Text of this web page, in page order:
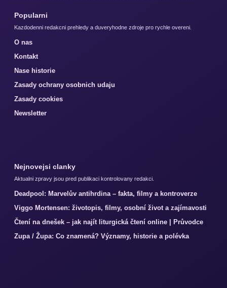
Popularni
Kazdodenni redakcni prehledy a duveryhodne zdroje pro rychle overeni.
O nas
Kontakt
Nase historie
Zasady ochrany osobnich udaju
Zasady cookies
Newsletter
Nejnovejsi clanky
Aktualni zpravy jsou pred publikaci kontrolovany redakci.
Deadpool: Marvelův antihrdina – fakta, filmy a kontroverze
Viggo Mortensen: životopis, filmy, osobní život a zajímavosti
Čtení na dnešek – jak najít liturgická čtení online | Průvodce
Zupa / Župa: Co znamená? Významy, historie a polévka